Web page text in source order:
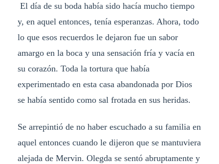
El día de su boda había sido hacía mucho tiempo
y, en aquel entonces, tenía esperanzas. Ahora, todo
lo que esos recuerdos le dejaron fue un sabor
amargo en la boca y una sensación fría y vacía en
su corazón. Toda la tortura que había
experimentado en esta casa abandonada por Dios
se había sentido como sal frotada en sus heridas.
Se arrepintió de no haber escuchado a su familia en
aquel entonces cuando le dijeron que se mantuviera
alejada de Mervin. Olegda se sentó abruptamente y